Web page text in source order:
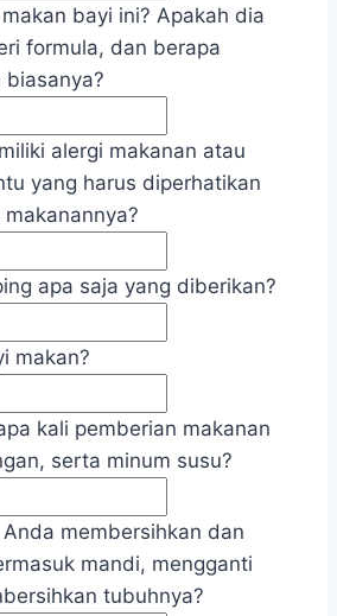
bayi ini? Apakah dia
formula, dan berapa
alergi makanan atau
yang harus diperhatikan
apa saja yang diberikan?
makan?
kali pemberian makanan
serta minum susu?
membersihkan dan
mandi, mengganti
tubuhnya?